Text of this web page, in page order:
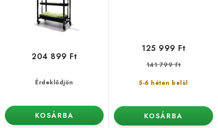
Érdeklődjön
204 899 Ft
KOSÁRBA
5-6 héten belül
125 999 Ft
141 799 Ft
KOSÁRBA